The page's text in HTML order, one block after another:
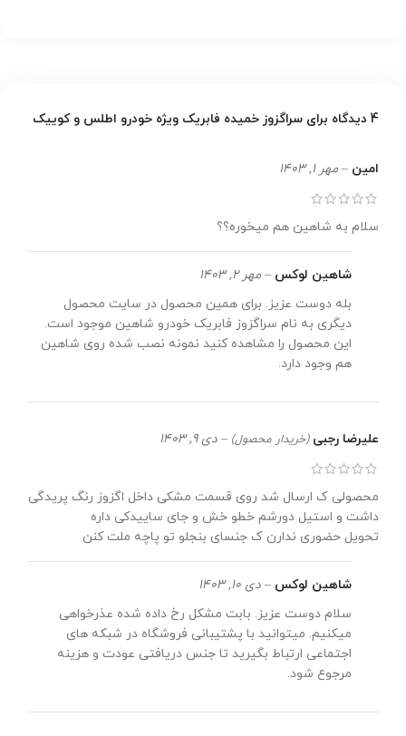
4 دیدگاه برای سراگزوز خمیده فابریک ویژه خودرو اطلس و کوییک
امین – مهر 1, 1403
سلام به شاهین هم میخوره؟؟
شاهین لوکس – مهر 2, 1403
بله دوست عزیز. برای همین محصول در سایت محصول
دیگری به نام سراگزوز فابریک خودرو شاهین موجود است.
این محصول را مشاهده کنید نمونه نصب شده روی شاهین
هم وجود دارد.
علیرضا رجبی(خریدار محصول) – دی 9, 1403
محصولی ک ارسال شد روی قسمت مشکی داخل اگزوز رنگ پریدگی
داشت و استیل دورشم خطو خش و جای ساییدکی داره
تحویل حضوری ندارن ک جنسای بنجلو تو پاچه ملت کنن
شاهین لوکس – دی 10, 1403
سلام دوست عزیز. بابت مشکل رخ داده شده عذرخواهی
میکنیم. میتوانید با پشتیبانی فروشگاه در شبکه های
اجتماعی ارتباط بگیرید تا جنس دریافتی عودت و هزینه
مرجوع شود.